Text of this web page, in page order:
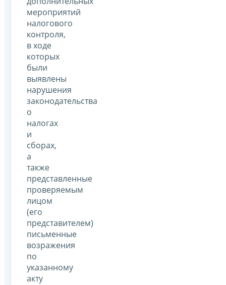
мероприятий
налогового
контроля,
в ходе
которых
были
выявлены
нарушения
законодательства
о
налогах
и
сборах,
а
также
представленные
проверяемым
лицом
(его
представителем)
письменные
возражения
по
указанному
акту